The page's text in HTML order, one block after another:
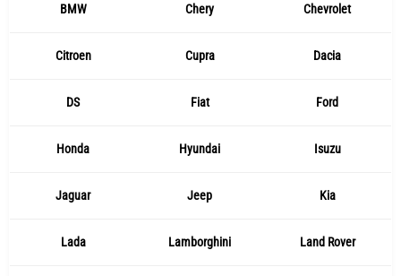
BMW Chery Chevrolet
Citroen Cupra Dacia
DS Fiat Ford
Honda Hyundai Isuzu
Jaguar Jeep Kia
Lada Lamborghini Land Rover